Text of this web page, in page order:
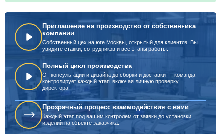
Приглашение на производство от собственника
компании
Собственный цех на юге Москвы, открытый для клиентов. Вы
увидите станки, сотрудников и все этапы работы.
Полный цикл производства
От консультации и дизайна до сборки и доставки — команда
контролирует каждый этап, включая личную проверку
директора.
Прозрачный процесс взаимодействия с вами
Каждый этап под вашим контролем от заявки до установки
изделий на объекте заказчика.